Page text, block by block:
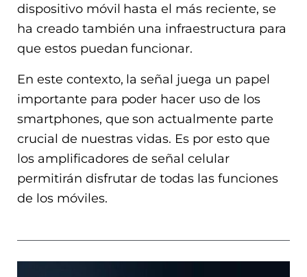
dispositivo móvil hasta el más reciente, se
ha creado también una infraestructura para
que estos puedan funcionar.
En este contexto, la señal juega un papel
importante para poder hacer uso de los
smartphones, que son actualmente parte
crucial de nuestras vidas. Es por esto que
los amplificadores de señal celular
permitirán disfrutar de todas las funciones
de los móviles.